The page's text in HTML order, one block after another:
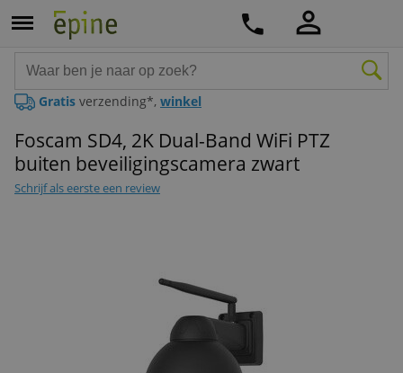
Gratis verzending*, winkel
Foscam SD4, 2K Dual-Band WiFi PTZ
buiten beveiligingscamera zwart
Schrijf als eerste een review